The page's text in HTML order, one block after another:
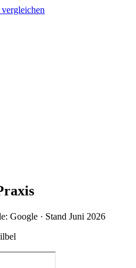
Google · Stand Juni 2026